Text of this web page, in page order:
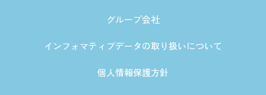
グループ会社
インフォマティブデータの取り扱いについて
個人情報保護方針